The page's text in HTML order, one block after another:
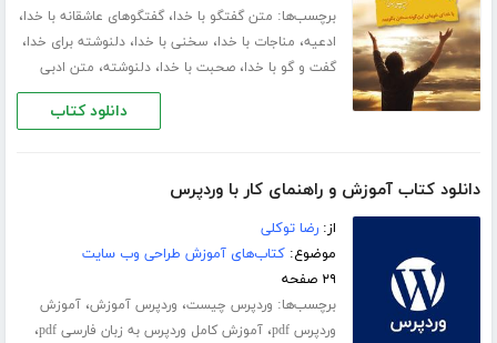
برچسب‌ها: متن گفتگو با خدا،گفتگوهای عاشقانه با خدا،
ادعیه، مناجات با خدا، سخنی با خدا،دلنوشته برای خدا،
گفت و گو با خدا،صحبت با خدا،دلنوشته، متن ادبی
دانلود کتاب
دانلود کتاب آموزش و راهنمای کار با وردپرس
از:رضا توکلی
موضوع:کتاب‌های آموزش طراحی وب سایت
۲۹ صفحه
برچسب‌ها: وردپرس چیست، وردپرس آموزش،آموزش
وردپرس pdf
،آموزش کامل وردپرس به زبان فارسی pdf ،